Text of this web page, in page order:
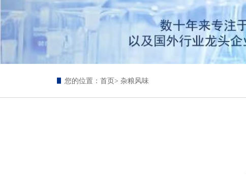
您的位置： 首页> 杂粮风味